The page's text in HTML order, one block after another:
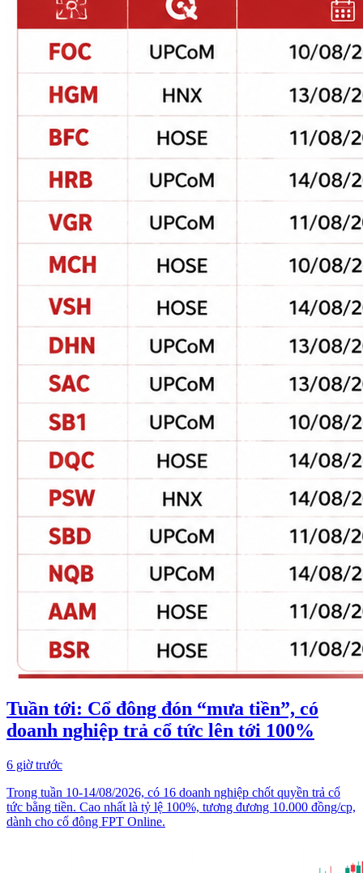
Tuần tới: Cổ đông đón “mưa tiền”, có
doanh nghiệp trả cổ tức lên tới 100%
6 giờ trước
Trong tuần 10-14/08/2026, có 16 doanh nghiệp chốt quyền trả cổ
tức bằng tiền. Cao nhất là tỷ lệ 100%, tương đương 10.000 đồng/cp,
dành cho cổ đông FPT Online.